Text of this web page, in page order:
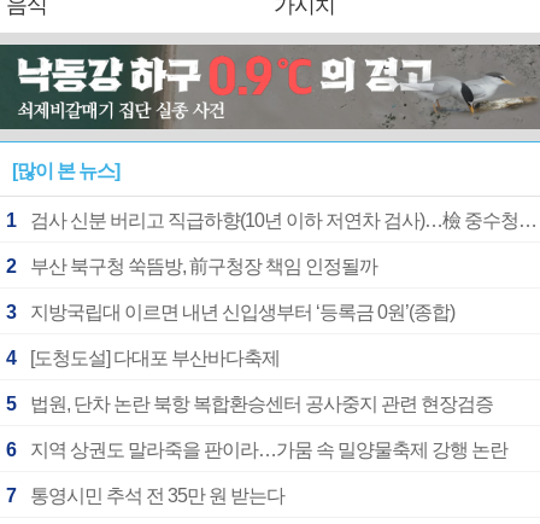
음식
가시치
[많이 본 뉴스]
1 검사 신분 버리고 직급하향(10년 이하 저연차 검사)…檢 중수청행 기피
2 부산 북구청 쑥뜸방, 前구청장 책임 인정될까
3 지방국립대 이르면 내년 신입생부터 ‘등록금 0원’(종합)
4 [도청도설] 다대포 부산바다축제
5 법원, 단차 논란 북항 복합환승센터 공사중지 관련 현장검증
6 지역 상권도 말라죽을 판이라…가뭄 속 밀양물축제 강행 논란
7 통영시민 추석 전 35만 원 받는다